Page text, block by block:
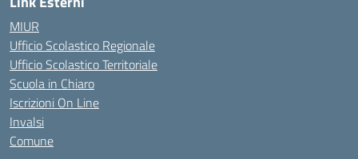
MIUR
Ufficio Scolastico Regionale
Ufficio Scolastico Territoriale
Scuola in Chiaro
Iscrizioni On Line
Invalsi
Comune